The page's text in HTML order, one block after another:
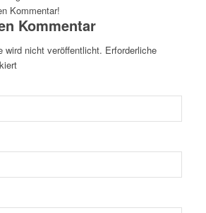
Kommentar!
Kommentar
wird nicht veröffentlicht. Erforderliche